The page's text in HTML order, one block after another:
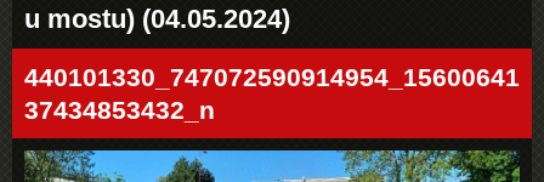
u mostu) (04.05.2024)
440101330_747072590914954_15600641
37434853432_n